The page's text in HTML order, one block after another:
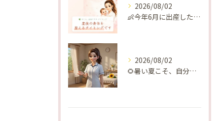
2026/08/02
👶今年6月に出産したママへ♡
2026/08/02
🌻暑い夏こそ、自分の身体を整える時間を♡